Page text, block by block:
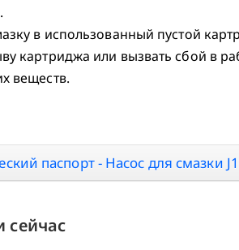
в использованный пустой
картриджа или вызвать сбой в
веществ.
паспорт - Насос для смазки
сейчас